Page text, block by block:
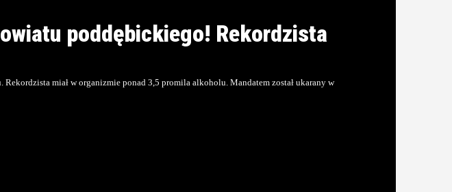
poddębickiego! Rekordzista
miał w organizmie ponad 3,5 promila alkoholu. Mandatem został ukarany w